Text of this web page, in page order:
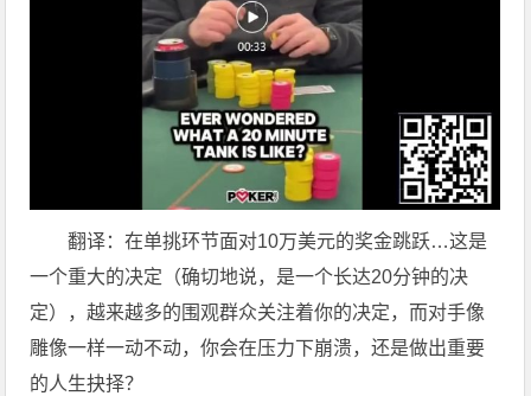
翻译：在单挑环节面对10万美元的奖金跳跃…这是
一个重大的决定（确切地说，是一个长达20分钟的决
定），越来越多的围观群众关注着你的决定，而对手像
雕像一样一动不动，你会在压力下崩溃，还是做出重要
的人生抉择？